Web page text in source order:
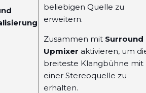
beliebigen Quelle zu
erweitern.
Zusammen mit Surround
Upmixer aktivieren, um
breiteste Klangbühne mit
einer Stereoquelle zu
erhalten.